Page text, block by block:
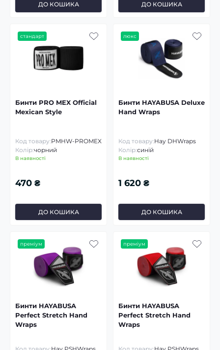
ДО КОШИКА ДО КОШИКА
стандарт
Бинти PRO MEX Official
Mexican Style
Код товару:PMHW-PROMEX
Колір:чорний
В наявності
470 ₴
ДО КОШИКА
люкс
Бинти HAYABUSA Deluxe
Hand Wraps
Код товару:Hay DHWraps
Колір:синій
В наявності
1 620 ₴
ДО КОШИКА
преміум
Бинти HAYABUSA
Perfect Stretch Hand
Wraps
преміум
Бинти HAYABUSA
Perfect Stretch Hand
Wraps